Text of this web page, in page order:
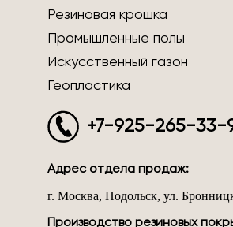
Резиновая крошка
Промышленные полы
Искусственный газон
Геопластика
+7-925-265-33-
Адрес отдела продаж:
г. Москва, Подольск, ул.
Производство резиновых